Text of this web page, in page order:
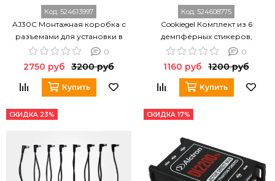
Код: 524613997
AJ30C Монтажная коробка с
разъемами для установки в
стены, настил сцены, Soundking
0
2750 руб 3200 руб
Купить
Код: 524608775
Cookiegel Комплект из 6
демпферных стикеров,
CookiePad
0
1160 руб 1200 руб
Купить
СКИДКА 23% СКИДКА 17%